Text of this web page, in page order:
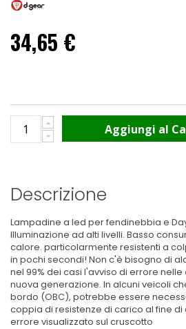
34,65 €
Aggiungi al
Descrizione
Lampadine a led per fendinebbia e Day
Illuminazione ad alti livelli. Basso
calore. particolarmente resistenti a
in pochi secondi! Non c'è bisogno di
nel 99% dei casi l'avviso di errore
nuova generazione. In alcuni veicoli
bordo (OBC), potrebbe essere
coppia di resistenze di carico al fine
errore visualizzato sul cruscotto